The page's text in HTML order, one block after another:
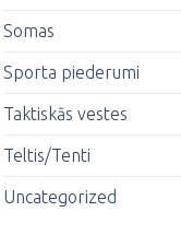
Somas
Sporta piederumi
Taktiskās vestes
Teltis/Tenti
Uncategorized